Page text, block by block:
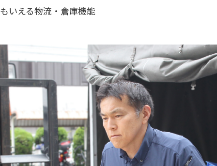
もいえる物流・倉庫機能